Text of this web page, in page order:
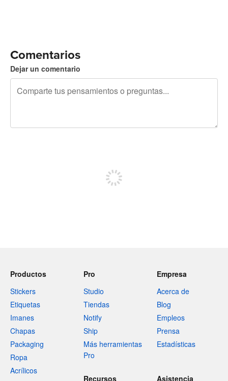
Comentarios
Dejar un comentario
Productos
Stickers
Etiquetas
Imanes
Chapas
Packaging
Ropa
Acrílicos
Pro
Studio
Tiendas
Notify
Ship
Más herramientas
Pro
Empresa
Acerca de
Blog
Empleos
Prensa
Estadísticas
Recursos Asistencia